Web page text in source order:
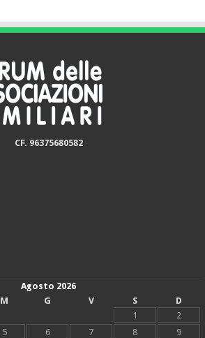
CF. 96375680582
Agosto 2026
M G V S
D
1
2
5 6 7 8
9